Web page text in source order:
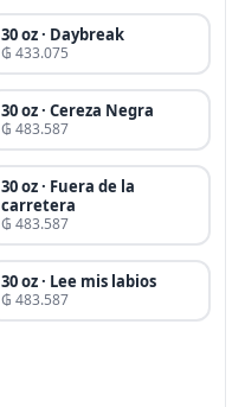
30 oz · Daybreak
₲ 433.075
30 oz · Cereza Negra
₲ 483.587
30 oz · Fuera de la
carretera
₲ 483.587
30 oz · Lee mis labios
₲ 483.587